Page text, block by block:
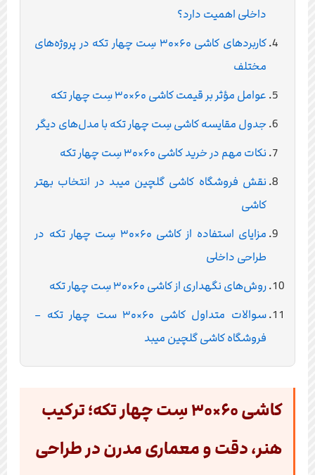
داخلی اهمیت دارد؟
کاربردهای کاشی ۶۰×۳۰ سِت چهار تکه در پروژه‌های
مختلف
عوامل مؤثر بر قیمت کاشی ۶۰×۳۰ سِت چهار تکه
جدول مقایسه کاشی سِت چهار تکه با مدل‌های دیگر
نکات مهم در خرید کاشی ۶۰×۳۰ سِت چهار تکه
نقش فروشگاه کاشی گلچین میبد در انتخاب بهتر
کاشی
مزایای استفاده از کاشی ۶۰×۳۰ سِت چهار تکه در
طراحی داخلی
روش‌های نگهداری از کاشی ۶۰×۳۰ سِت چهار تکه
سوالات متداول کاشی ۶۰×۳۰ ست چهار تکه –
فروشگاه کاشی گلچین میبد
کاشی ۶۰×۳۰ سِت چهار تکه؛ ترکیب
هنر، دقت و معماری مدرن در طراحی